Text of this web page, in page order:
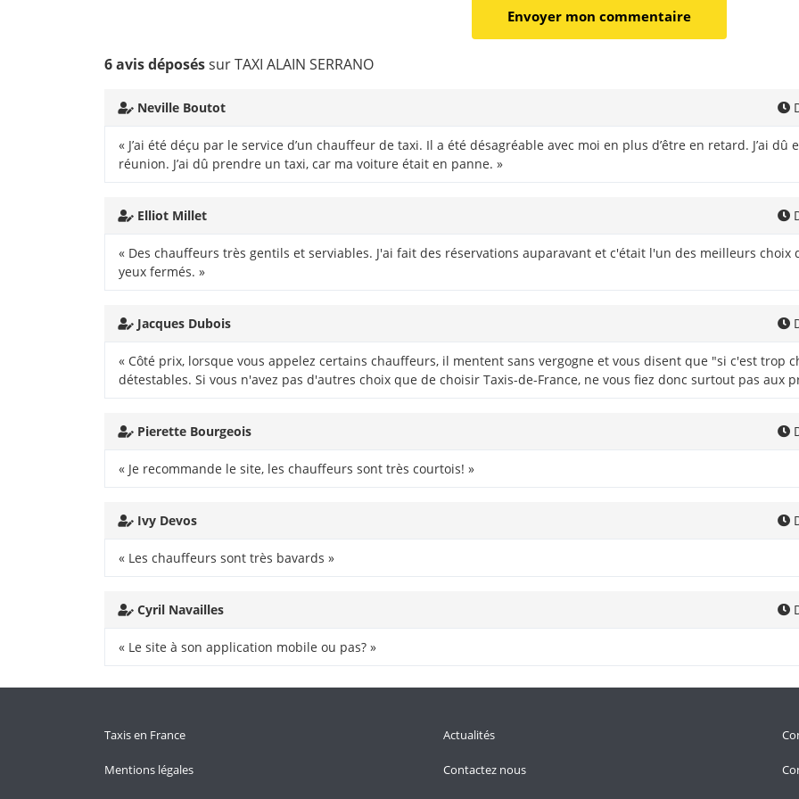
6 avis déposéssur TAXI ALAIN SERRANO
Neville Boutot
« J’ai été déçu par le service d’un chauffeur de taxi. Il a été désagréable avec moi en plus d’être en retard. J’ai
réunion. J’ai dû prendre un taxi, car ma voiture était en panne. »
Elliot Millet
« Des chauffeurs très gentils et serviables. J'ai fait des réservations auparavant et c'était l'un des meilleurs choix
yeux fermés. »
Jacques Dubois
« Côté prix, lorsque vous appelez certains chauffeurs, il mentent sans vergogne et vous disent que "si c'est trop
détestables. Si vous n'avez pas d'autres choix que de choisir Taxis-de-France, ne vous fiez donc surtout pas aux
Pierette Bourgeois
« Je recommande le site, les chauffeurs sont très courtois! »
Ivy Devos
« Les chauffeurs sont très bavards »
Cyril Navailles
« Le site à son application mobile ou pas? »
Taxis en France
Mentions légales
Actualités
Contactez nous